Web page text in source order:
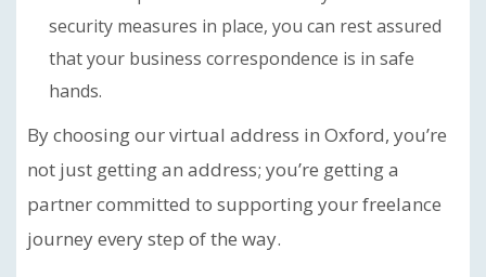
security measures in place, you can rest assured
that your business correspondence is in safe
hands.
By choosing our virtual address in Oxford, you’re
not just getting an address; you’re getting a
partner committed to supporting your freelance
journey every step of the way.